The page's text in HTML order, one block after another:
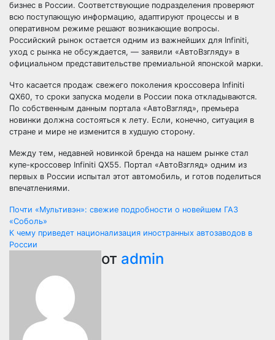
бизнес в России. Соответствующие подразделения проверяют
всю поступающую информацию, адаптируют процессы и в
оперативном режиме решают возникающие вопросы.
Российский рынок остается одним из важнейших для Infiniti,
уход с рынка не обсуждается, — заявили «АвтоВзгляду» в
официальном представительстве премиальной японской марки.
Что касается продаж свежего поколения кроссовера Infiniti
QX60, то сроки запуска модели в России пока откладываются.
По собственным данным портала «АвтоВзгляд», премьера
новинки должна состояться к лету. Если, конечно, ситуация в
стране и мире не изменится в худшую сторону.
Между тем, недавней новинкой бренда на нашем рынке стал
купе-кроссовер Infiniti QX55. Портал «АвтоВзгляд» одним из
первых в России испытал этот автомобиль, и готов поделиться
впечатлениями.
Навигация
по
Почти «Мультивэн»: свежие подробности о новейшем ГАЗ
«Соболь»
К чему приведет национализация иностранных автозаводов в
России
от admin